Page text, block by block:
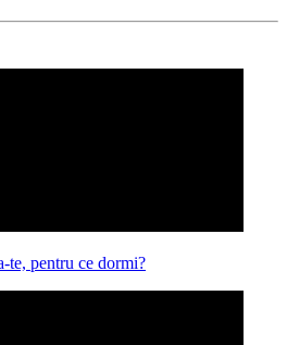
te, pentru ce dormi?